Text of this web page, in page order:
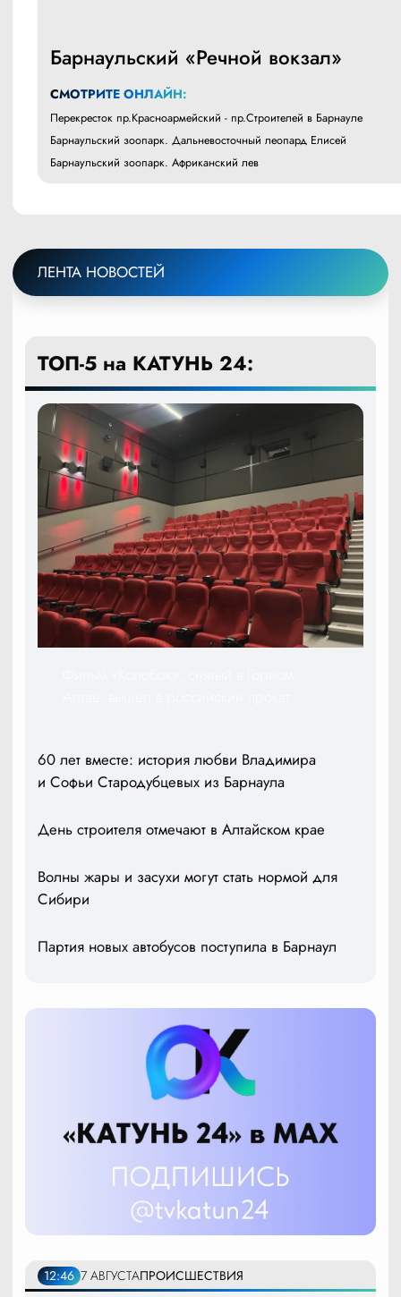
Барнаульский «Речной вокзал»
СМОТРИТЕ ОНЛАЙН:
Перекресток пр.Красноармейский - пр.Строителей в Барнауле
Барнаульский зоопарк. Дальневосточный леопард Елисей
Барнаульский зоопарк. Африканский лев
ЛЕНТА НОВОСТЕЙ
ТОП-5 на КАТУНЬ 24:
60 лет вместе: история любви Владимира
и Софьи Стародубцевых из Барнаула
День строителя отмечают в Алтайском крае
Волны жары и засухи могут стать нормой для
Сибири
Партия новых автобусов поступила в Барнаул
12:46 7 АВГУСТАПРОИСШЕСТВИЯ